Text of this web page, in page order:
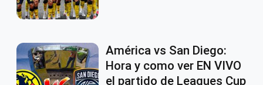
América vs San Diego:
Hora y como ver EN VIVO
el partido de Leagues Cup